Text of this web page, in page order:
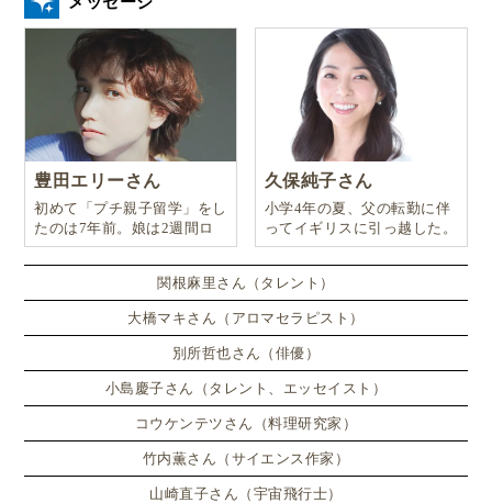
…など、興味はつきず、いろいろな気付きがありま
す。 お子さんと一緒だから、より深く共感してつなが
れるママ仲間もできることでしょう。
自然豊かな環境で、旅行ではみることのできないライ
フスタイルや文化に触れることは、語学力以上のもの
を得られると思います。
ニュージーランド親子留学は1日からのプチ体験
か
らアレンジ可能です。
お子様が5歳からの親子留学・母子留学・父子留学だ
けでなく、11歳以上であれば単身のキッズ留学
記事をお読み頂きありがとうございました！
豊田エリーさん
初めて「プチ親子留学」をし
たのは7年前。娘は2週間ロ
ンドンのサマースクールに通
い、英語劇に挑戦したり、
久保純子さん
小学4年の夏、父の転勤に伴
ってイギリスに引っ越した。
関根麻里さん（タレント）
大橋マキさん（アロマセラピスト）
別所哲也さん（俳優）
小島慶子さん（タレント、エッセイスト）
コウケンテツさん（料理研究家）
竹内薫さん（サイエンス作家）
山崎直子さん（宇宙飛行士）